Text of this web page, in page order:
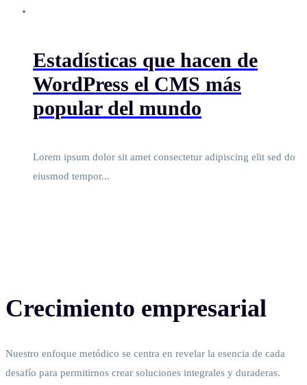
Estadísticas que hacen de
WordPress el CMS más
popular del mundo
Lorem ipsum dolor sit amet consectetur adipiscing elit sed do
eiusmod tempor...
Crecimiento empresarial
Nuestro enfoque metódico se centra en revelar la esencia de cada
desafío para permitirnos crear soluciones integrales y duraderas.